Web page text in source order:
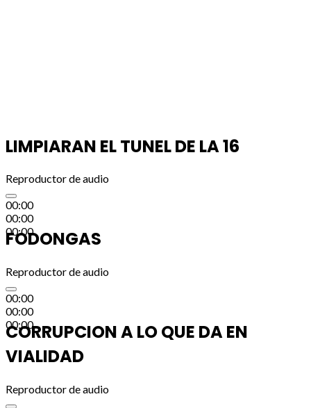
LIMPIARAN EL TUNEL DE LA 16
Reproductor de audio
00:00
00:00
00:00
FODONGAS
Reproductor de audio
00:00
00:00
00:00
CORRUPCION A LO QUE DA EN
VIALIDAD
Reproductor de audio